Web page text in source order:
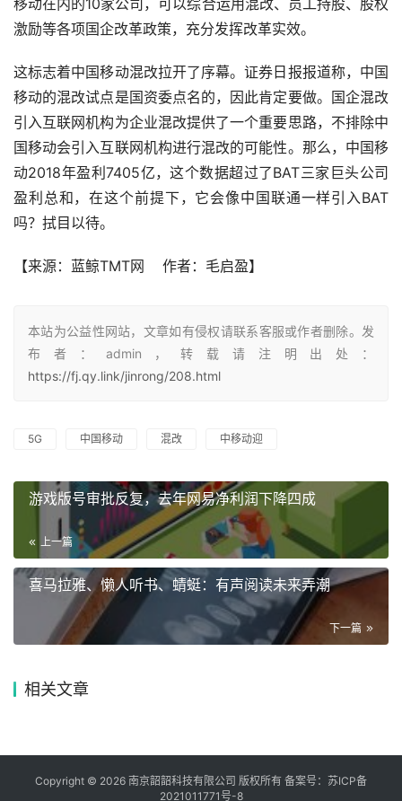
激励等各项国企改革政策，充分发挥改革实效。
这标志着中国移动混改拉开了序幕。证券日报报道称，中国
移动的混改试点是国资委点名的，因此肯定要做。国企混改
引入互联网机构为企业混改提供了一个重要思路，不排除中
国移动会引入互联网机构进行混改的可能性。那么，中国移
动2018年盈利7405亿，这个数据超过了BAT三家巨头公司
盈利总和，在这个前提下，它会像中国联通一样引入BAT
吗？拭目以待。
【来源：蓝鲸TMT网    作者：毛启盈】
本站为公益性网站，文章如有侵权请联系客服或作者删除。发
布者：admin，转载请注明出处：
https://fj.qy.link/jinrong/208.html
5G 中国移动 混改 中移动迎
游戏版号审批反复，去年网易净利润下降四成
上一篇
喜马拉雅、懒人听书、蜻蜓：有声阅读未来弄潮
下一篇
相关文章
Copyright © 2026 南京韶韶科技有限公司 版权所有 备案号： 苏ICP备
2021011771号-8